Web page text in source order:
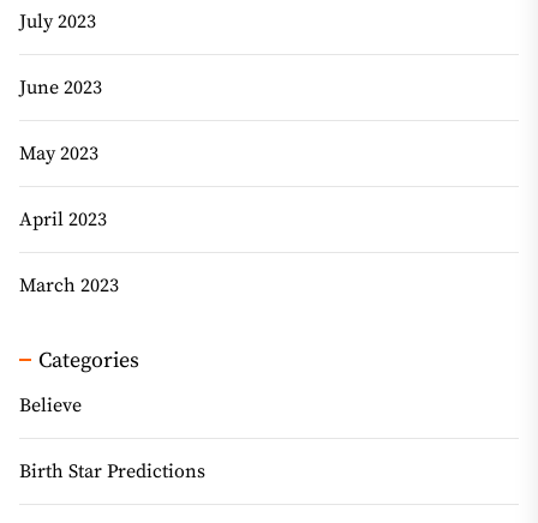
July 2023
June 2023
May 2023
April 2023
March 2023
Categories
Believe
Birth Star Predictions